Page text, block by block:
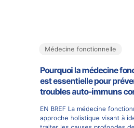
Médecine fonctionnelle
Pourquoi la médecine
est essentielle pour
troubles auto-immuns
EN BREF La médecine
approche holistique visant à